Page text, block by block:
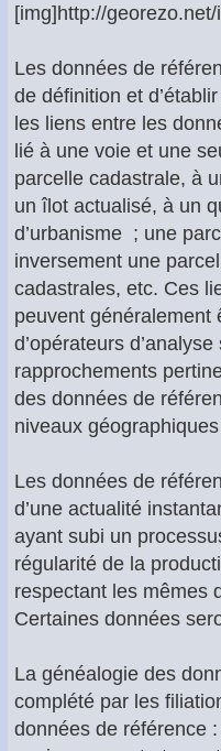
[img]http://
Les données de
de définition et
les liens entre les
lié à une voie et une
parcelle cadastrale, à
un îlot actualisé, à un
d’urbanisme ; une
inversement une
cadastrales, etc. Ces
peuvent généralement
d’opérateurs
rapprochements
des données de
niveaux
Les données de
d’une actualité
ayant subi un
régularité de la
respectant les mêmes
Certaines données
La généalogie des
complété par les
données de référence